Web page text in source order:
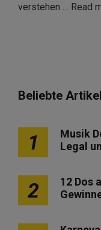
verstehen … Read
Beliebte Artikel
1
Musik
Legal
2
12 Dos